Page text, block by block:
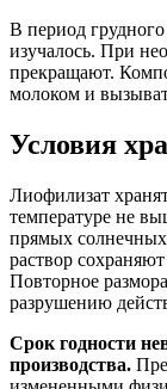
В период
изучалось. При
прекращают.
молоком и
Условия
Лиофилизат
температуре не
прямых
раствор
Повторное
разрушению
Срок годности
производства.